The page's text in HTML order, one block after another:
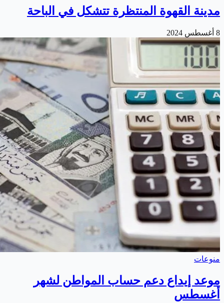
مدينة القهوة المنتظرة تتشكل في الباحة
8 أغسطس 2024
منوعات
موعد إيداع دعم حساب المواطن لشهر
أغسطس